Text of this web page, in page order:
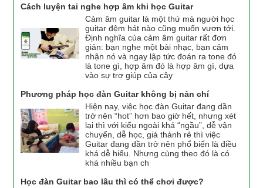
Cách luyện tai nghe hợp âm khi học Guitar
Cảm âm guitar là một thứ mà người học
guitar đệm hát nào cũng muốn vươn tới.
Định nghĩa của cảm âm guitar rất đơn
giản: bạn nghe một bài nhạc, bạn cảm
nhận nó và ngay lập tức đoán ra tone đó
là tone gì, hợp âm đó là hợp âm gì, dựa
vào sự trợ giúp của cây
Phương pháp học đàn Guitar không bị nản chí
Hiện nay, việc học đàn Guitar đang dần
trở nên “hot” hơn bao giờ hết, nhưng xét
lại thì với kiểu ngoài khá “ngầu”, dễ vận
chuyển, dễ học, giá thành rẻ thì việc
Guitar đang dần trở nên phổ biến là điều
khá dễ hiểu. Nhưng cùng theo đó là có
khá nhiều bạn ch
Học đàn Guitar bao lâu thì có thể chơi được?